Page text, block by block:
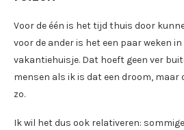
Voor de één is het tijd thuis door
voor de ander is het een paar weken
vakantiehuisje. Dat hoeft geen ver
mensen als ik is dat een droom, maar
zo.
Ik wil het dus ook relativeren: